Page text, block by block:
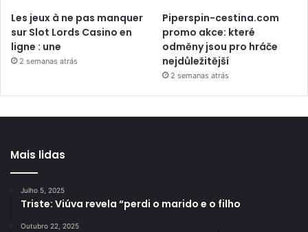
Les jeux à ne pas manquer
sur Slot Lords Casino en
ligne : une
2 semanas atrás
Piperspin-cestina.com
promo akce: které
odměny jsou pro hráče
nejdůležitější
2 semanas atrás
Mais lidas
Julho 5, 2025
Triste: Viúva revela “perdi o marido e o filho
Outubro 22, 2025